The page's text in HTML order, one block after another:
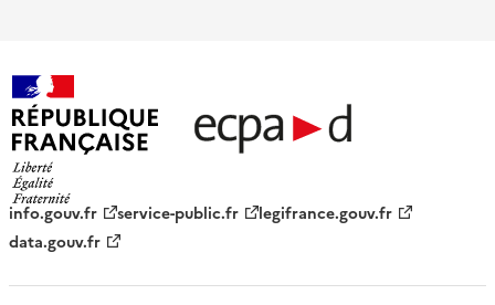
française - ECPAD
info.gouv.fr service-public.fr
legifrance.gouv.fr
data.gouv.fr